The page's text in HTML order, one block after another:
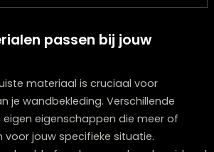
of textiel
donker (onder) naar licht (boven)
Opvallende prints, fotobehang, behang
reliëf